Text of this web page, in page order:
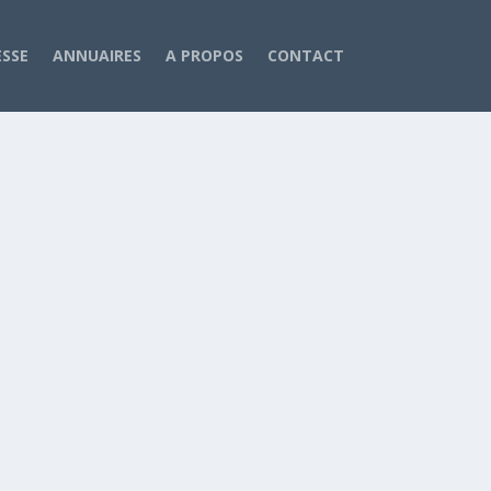
ANNUAIRES A PROPOS CONTACT